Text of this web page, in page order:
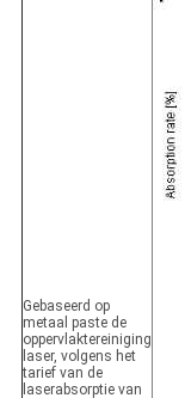
Gebaseerd op
metaal paste de
oppervlaktereiniging
laser, volgens het
tarief van de
laserabsorptie van